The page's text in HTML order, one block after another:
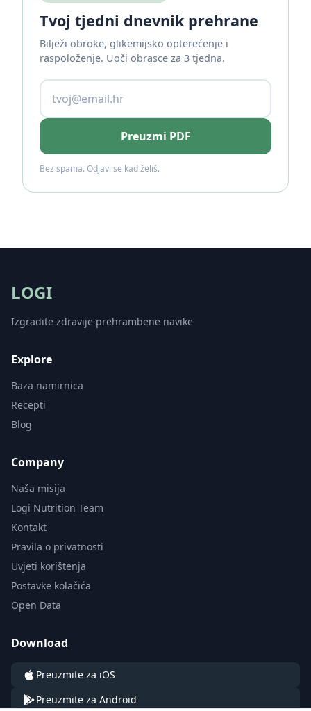
Tvoj tjedni dnevnik prehrane
Bilježi obroke, glikemijsko opterećenje i
raspoloženje. Uoči obrasce za 3 tjedna.
Preuzmi PDF
Bez spama. Odjavi se kad želiš.
LOGI
Izgradite zdravije prehrambene navike
Explore
Baza namirnica
Recepti
Blog
Company
Naša misija
Logi Nutrition Team
Kontakt
Pravila o privatnosti
Uvjeti korištenja
Postavke kolačića
Open Data
Download
Preuzmite za iOS
Preuzmite za Android